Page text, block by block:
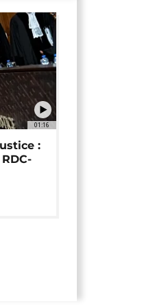
01:16
: